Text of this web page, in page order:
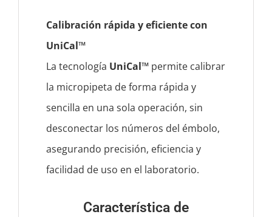
Calibración rápida y eficiente con
UniCal™
La tecnología UniCal™ permite calibrar
la micropipeta de forma rápida y
sencilla en una sola operación, sin
desconectar los números del émbolo,
asegurando precisión, eficiencia y
facilidad de uso en el laboratorio.
Característica de